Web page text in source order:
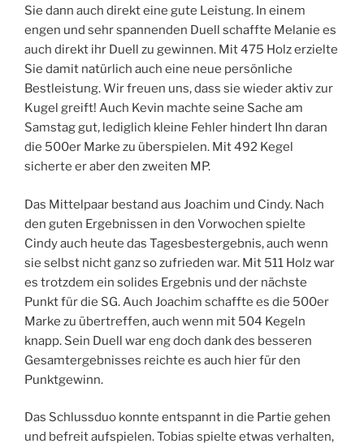
Sie dann auch direkt eine gute Leistung. In einem
engen und sehr spannenden Duell schaffte Melanie es
auch direkt ihr Duell zu gewinnen. Mit 475 Holz erzielte
Sie damit natürlich auch eine neue persönliche
Bestleistung. Wir freuen uns, dass sie wieder aktiv zur
Kugel greift! Auch Kevin machte seine Sache am
Samstag gut, lediglich kleine Fehler hindert Ihn daran
die 500er Marke zu überspielen. Mit 492 Kegel
sicherte er aber den zweiten MP.
Das Mittelpaar bestand aus Joachim und Cindy. Nach
den guten Ergebnissen in den Vorwochen spielte
Cindy auch heute das Tagesbestergebnis, auch wenn
sie selbst nicht ganz so zufrieden war. Mit 511 Holz war
es trotzdem ein solides Ergebnis und der nächste
Punkt für die SG. Auch Joachim schaffte es die 500er
Marke zu übertreffen, auch wenn mit 504 Kegeln
knapp. Sein Duell war eng doch dank des besseren
Gesamtergebnisses reichte es auch hier für den
Punktgewinn.
Das Schlussduo konnte entspannt in die Partie gehen
und befreit aufspielen. Tobias spielte etwas verhalten,